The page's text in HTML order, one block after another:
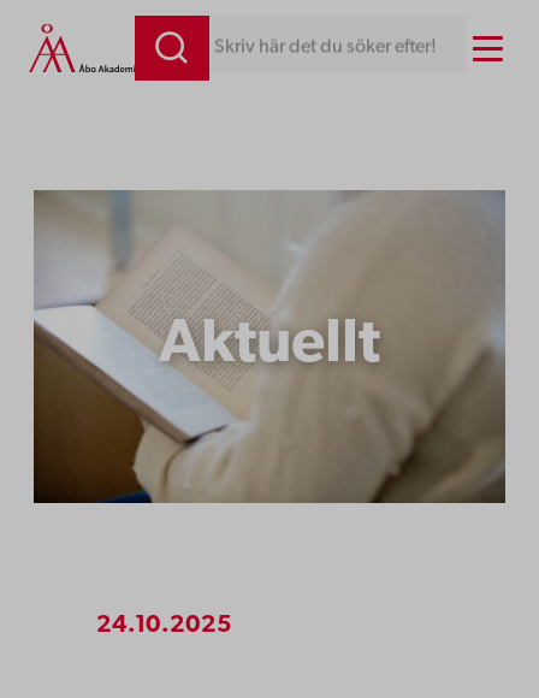
Hoppa
till
Skriv här det du söker efter! Menu
Aktuellt
24.10.2025